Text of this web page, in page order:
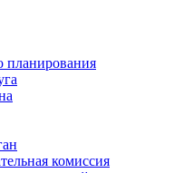
планирования
комиссия